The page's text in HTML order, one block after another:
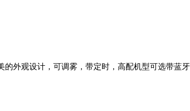
外观设计，可调雾，带定时，高配机型可选带蓝